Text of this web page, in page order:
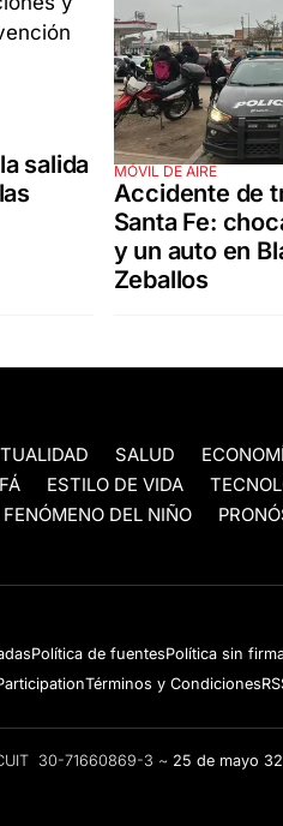
salida
MÓVIL DE AIRE
Accidente de
Santa Fe:
y un auto en
Zeballos
SALUD
ESTILO DE VIDA
FENÓMENO DEL NIÑO
Política de fuentesPolítica sin
Términos y Condiciones
30-71660869-3 ~ 25 de mayo